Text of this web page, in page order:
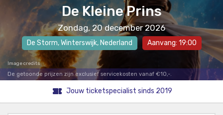
De Kleine Prins
Zondag, 20 december 2026
De Storm,Winterswijk, Nederland Aanvang: 19:00
Image credits
De getoonde prijzen zijn exclusief servicekosten vanaf €10,-.
Jouw ticketspecialist sinds 2019